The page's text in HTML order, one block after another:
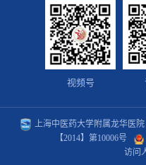
视频号
上海中医药大学附属龙华医院
【2014】第10006号
访问